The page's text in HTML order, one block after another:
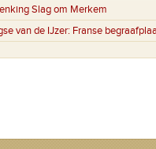
Slag om Merkem
van de IJzer: Franse